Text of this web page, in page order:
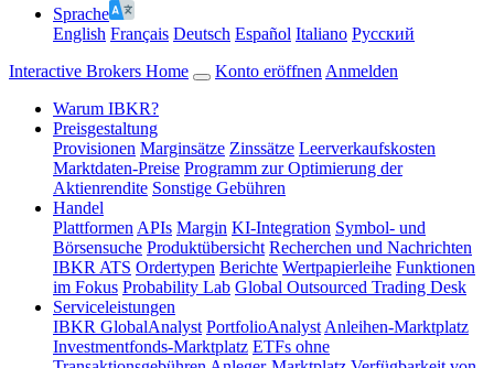
Sprache
English Français Deutsch Español Italiano Pусский
Interactive Brokers Home
Konto eröffnen Anmelden
Warum IBKR?
Preisgestaltung
Provisionen Marginsätze Zinssätze Leerverkaufskosten
Marktdaten-Preise Programm zur Optimierung der
Aktienrendite Sonstige Gebühren
Handel
Plattformen APIs Margin KI-Integration Symbol- und
Börsensuche Produktübersicht Recherchen und Nachrichten
IBKR ATS Ordertypen Berichte Wertpapierleihe Funktionen
im Fokus Probability Lab Global Outsourced Trading Desk
Serviceleistungen
IBKR GlobalAnalyst PortfolioAnalyst Anleihen-Marktplatz
Investmentfonds-Marktplatz ETFs ohne